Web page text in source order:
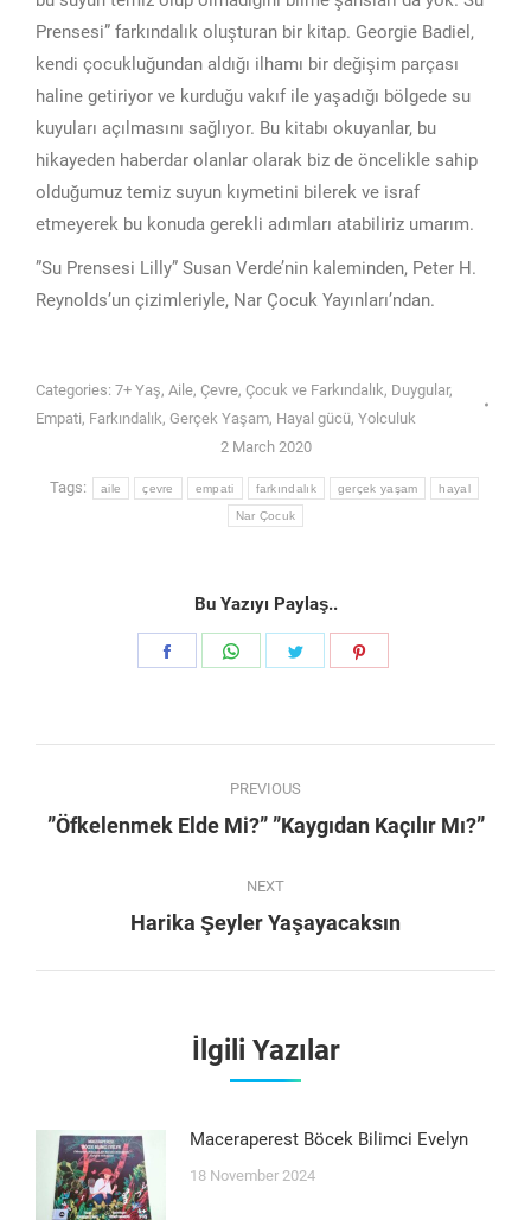
Prensesi” farkındalık oluşturan bir kitap. Georgie Badiel,
kendi çocukluğundan aldığı ilhamı bir değişim parçası
haline getiriyor ve kurduğu vakıf ile yaşadığı bölgede su
kuyuları açılmasını sağlıyor. Bu kitabı okuyanlar, bu
hikayeden haberdar olanlar olarak biz de öncelikle sahip
olduğumuz temiz suyun kıymetini bilerek ve israf
etmeyerek bu konuda gerekli adımları atabiliriz umarım.
”Su Prensesi Lilly” Susan Verde’nin kaleminden, Peter H.
Reynolds’un çizimleriyle, Nar Çocuk Yayınları’ndan.
Categories: 7+ Yaş, Aile, Çevre, Çocuk ve Farkındalık, Duygular,
Empati, Farkındalık, Gerçek Yaşam, Hayal gücü, Yolculuk
2 March 2020
Tags: aile çevre empati farkındalık gerçek yaşam hayal
Nar Çocuk
Bu Yazıyı Paylaş..
Share
navigation
PREVIOUS
Previous
”Öfkelenmek Elde Mi?” ”Kaygıdan Kaçılır Mı?”
NEXT
Next
Harika Şeyler Yaşayacaksın
İlgili Yazılar
Maceraperest Böcek Bilimci Evelyn
18 November 2024